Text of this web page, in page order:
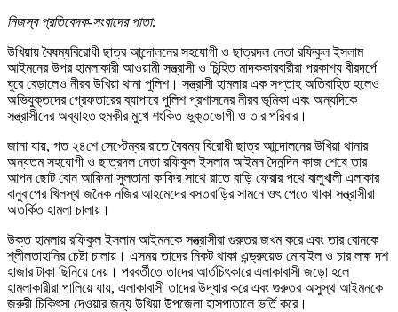
নিজস্ব প্রতিবেদক-সংবাদের পাতা:
উখিয়ায় বৈষম্যবিরোধী ছাত্র আন্দোলনের সহযোগী ও ছাত্রদল নেতা রফিকুল ইসলাম
আইমনের উপর হামলাকারী আওয়ামী সন্ত্রাসী ও চিন্হিত মাদককারবারীরা প্রকাশ্য বীরদর্পে
ঘুরে বেড়ালেও নীরব উখিয়া থানা পুলিশ। সন্ত্রাসী হামলার এক সপ্তাহ অতিবাহিত হলেও
অভিযুক্তদের গ্রেফতারের ব্যাপারে পুলিশ প্রশাসনের নীরব ভূমিকা এবং অন্যদিকে
সন্ত্রাসীদের অব্যাহত হুমকীর মুখে শংকিত ভুক্তভোগী ও তার পরিবার।
জানা যায়, গত ২৪শে সেপ্টেম্বর রাতে বৈষম্য বিরোধী ছাত্র আন্দোলনের উখিয়া থানার
অন্যতম সহযোগী ও ছাত্রদল নেতা রফিকুল ইসলাম আইমন দৈনন্দিন কাজ শেষে তার
আপন ছোট বোন আফিনা সুলতানা কাফির সাথে রাতে বাড়ি ফেরার পথে বালুখালী এলাকার
বানুবাপের খিলস্থ জনৈক নজির আহমেদের বসতবাড়ির সামনে ওৎ পেতে থাকা সন্ত্রাসীরা
অতর্কিত হামলা চালায়।
উক্ত হামলায় রফিকুল ইসলাম আইমনকে সন্ত্রাসীরা গুরুতর জখম করে এবং তার বোনকে
শ্লীলতাহানির চেষ্টা চালায়। এসময় তাদের নিকট থাকা এন্ড্রুয়েড মোবাইল ও চার লক্ষ দশ
হাজার টাকা ছিনিয়ে নেয়। পরবর্তীতে তাদের আর্তচিৎকারে এলাকাবাসী জড়ো হলে
হামলাকারীরা পালিয়ে যায়, এলাকাবাসী তাদের উদ্ধার করে এবং গুরুতর অসুস্থ আইমনকে
জরুরী চিকিৎসা দেওয়ার জন্য উখিয়া উপজেলা হাসপাতালে ভর্তি করে।